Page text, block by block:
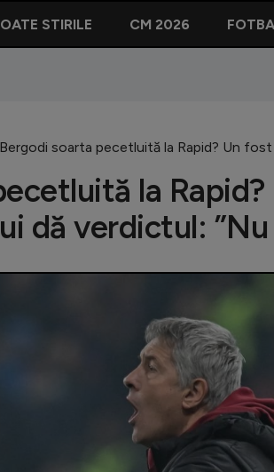
STIRILE CM 2026
soarta pecetluită la Rapid? Un
la
dă verdictul: